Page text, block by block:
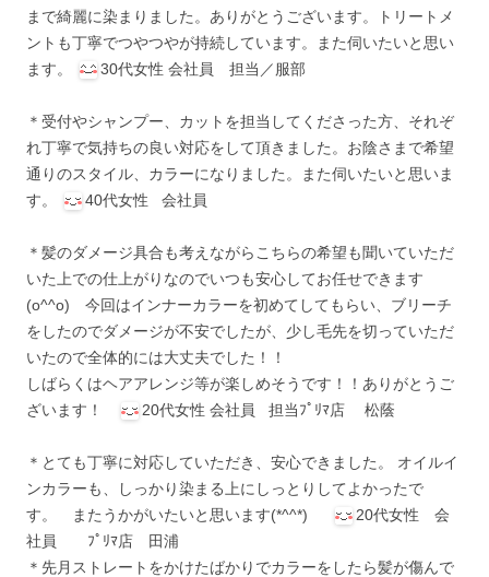
まで綺麗に染まりました。ありがとうございます。トリートメ
ントも丁寧でつやつやが持続しています。また伺いたいと思い
ます。
30代女性 会社員 担当／服部
＊受付やシャンプー、カットを担当してくださった方、それぞ
れ丁寧で気持ちの良い対応をして頂きました。お陰さまで希望
通りのスタイル、カラーになりました。また伺いたいと思いま
す。
40代女性 会社員
＊髪のダメージ具合も考えながらこちらの希望も聞いていただ
いた上での仕上がりなのでいつも安心してお任せできます
(o^^o) 今回はインナーカラーを初めてしてもらい、ブリーチ
をしたのでダメージが不安でしたが、少し毛先を切っていただ
いたので全体的には大丈夫でした！！
しばらくはヘアアレンジ等が楽しめそうです！！ありがとうご
ざいます！
20代女性 会社員 担当ﾌﾟﾘﾏ店 松蔭
＊とても丁寧に対応していただき、安心できました。 オイルイ
ンカラーも、しっかり染まる上にしっとりしてよかったで
す。 またうかがいたいと思います(*^^*)
20代女性 会
社員 ﾌﾟﾘﾏ店 田浦
＊先月ストレートをかけたばかりでカラーをしたら髪が傷んで